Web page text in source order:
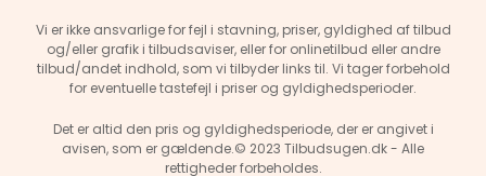
Vi er ikke ansvarlige for fejl i stavning, priser, gyldighed af tilbud
og/eller grafik i tilbudsaviser, eller for onlinetilbud eller andre
tilbud/andet indhold, som vi tilbyder links til. Vi tager forbehold
for eventuelle tastefejl i priser og gyldighedsperioder.
Det er altid den pris og gyldighedsperiode, der er angivet i
avisen, som er gældende.© 2023 Tilbudsugen.dk - Alle
rettigheder forbeholdes.